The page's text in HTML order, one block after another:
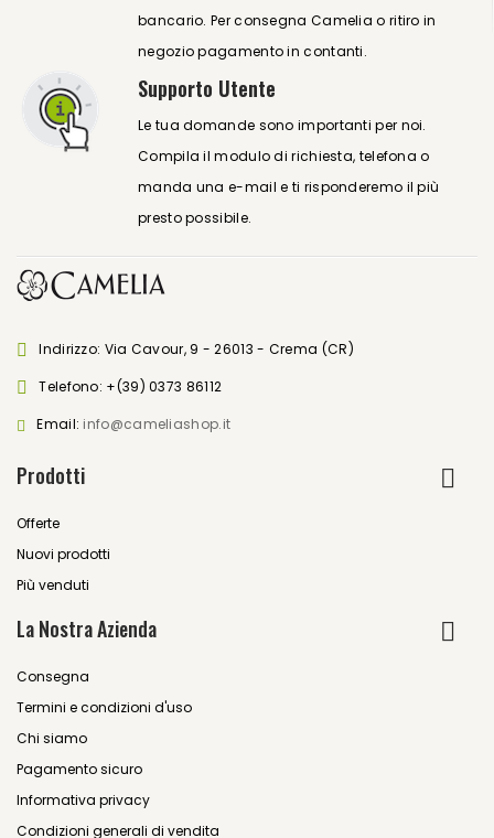
bancario. Per consegna Camelia o ritiro in
negozio pagamento in contanti.
Supporto Utente
Le tua domande sono importanti per noi.
Compila il modulo di richiesta, telefona o
manda una e-mail e ti risponderemo il più
presto possibile.
Indirizzo: Via Cavour, 9 - 26013 - Crema (CR)
Telefono: +(39) 0373 86112
Email: info@cameliashop.it
Prodotti
Offerte
Nuovi prodotti
Più venduti
La Nostra Azienda
Consegna
Termini e condizioni d'uso
Chi siamo
Pagamento sicuro
Informativa privacy
Condizioni generali di vendita